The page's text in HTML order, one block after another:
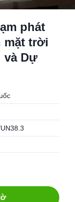
phát
mặt trời
và Dự